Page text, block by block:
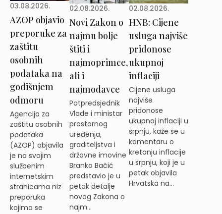
03.08.2026.
AZOP objavio
preporuke za
zaštitu
osobnih
podataka na
godišnjem
odmoru
Agencija za
zaštitu osobnih
podataka
(AZOP) objavila
je na svojim
službenim
internetskim
stranicama niz
preporuka
kojima se
02.08.2026.
Novi Zakon o
najmu bolje
štiti i
najmoprimce,
ali i
najmodavce
Potpredsjednik
Vlade i ministar
prostornog
uređenja,
graditeljstva i
državne imovine
Branko Bačić
predstavio je u
petak detalje
novog Zakona o
najm...
02.08.2026.
HNB: Cijene
usluga najviše
pridonose
ukupnoj
inflaciji
Cijene usluga
najviše
pridonose
ukupnoj inflaciji u
srpnju, kaže se u
komentaru o
kretanju inflacije
u srpnju, koji je u
petak objavila
Hrvatska na...